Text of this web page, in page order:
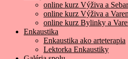
online kurz Výživa a
online kurz Výživa a
online kurz Bylinky a
Enkaustika
Enkaustika ako arteterapia
Lektorka Enkaustiky